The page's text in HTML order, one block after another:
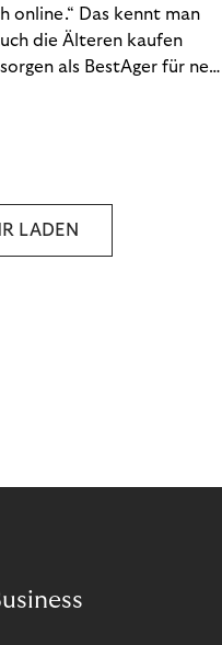
online.“ Das kennt man
die Älteren kaufen
als BestAger für neue
haben genauer
LADEN